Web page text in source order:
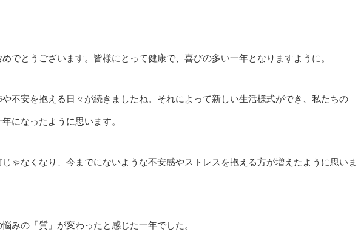
でとうございます。皆様にとって健康で、喜びの多い一年となりますように。
不安を抱える日々が続きましたね。それによって新しい生活様式ができ、私たちの
になったように思います。
ゃなくなり、今までにないような不安感やストレスを抱える方が増えたように思いま
みの「質」が変わったと感じた一年でした。